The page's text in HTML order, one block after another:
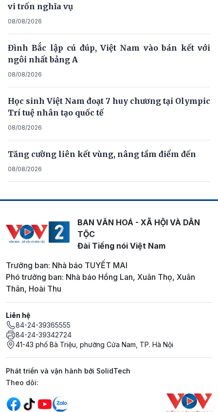
vi trốn nghĩa vụ
08/08/2026
Đình Bắc lập cú đúp, Việt Nam vào bán kết với
ngôi nhất bảng A
08/08/2026
Học sinh Việt Nam đoạt 7 huy chương tại Olympic
Trí tuệ nhân tạo quốc tế
08/08/2026
Tăng cường liên kết vùng, nâng tầm điểm đến
08/08/2026
BAN VĂN HOÁ - XÃ HỘI VÀ DÂN
TỘC
Đài Tiếng nói Việt Nam
Trưởng ban: Nhà báo TUYẾT MAI
Phó trưởng ban: Nhà báo Hồng Lan, Xuân Thọ, Xuân
Thân, Hoài Thu
Liên hệ
84-24-39365555
84-24-39342724
41-43 phố Bà Triệu, phường Cửa Nam, TP. Hà Nội
Phát triển và vận hành bởi SolidTech
Mạng xã hội
Theo dõi: